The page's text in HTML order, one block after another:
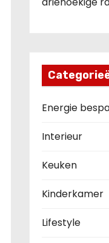
Energie
Interieur
Keuken
Kinderkamer
Lifestyle